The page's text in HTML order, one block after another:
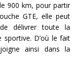
900 km, pour partir
GTE, elle peut
délivrer toute la
sportive. D’où le fait
ainsi dans la